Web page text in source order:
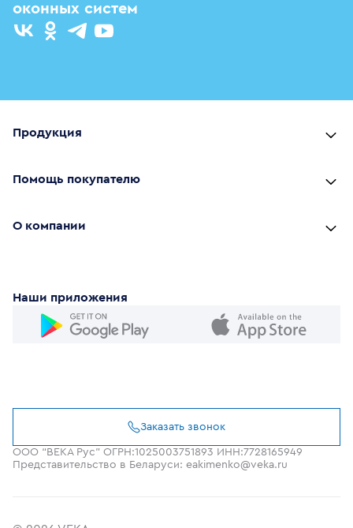
оконных систем
Продукция
Помощь покупателю
О компании
Наши приложения
Заказать звонок
ООО “ВЕКА Рус” ОГРН:1025003751893 ИНН:7728165949
Представительство в Беларуси: eakimenko@veka.ru